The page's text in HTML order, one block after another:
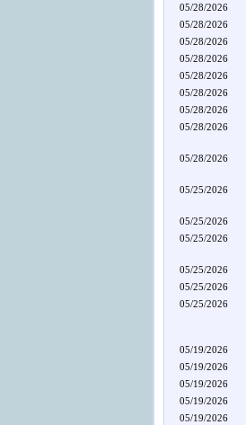
05/28/2026
05/28/2026
05/28/2026
05/28/2026
05/28/2026
05/28/2026
05/28/2026
05/28/2026
05/28/2026
05/25/2026
05/25/2026
05/25/2026
05/25/2026
05/25/2026
05/25/2026
05/19/2026
05/19/2026
05/19/2026
05/19/2026
05/19/2026